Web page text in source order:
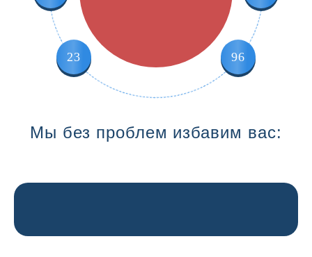
96
23
Мы без проблем избавим вас: